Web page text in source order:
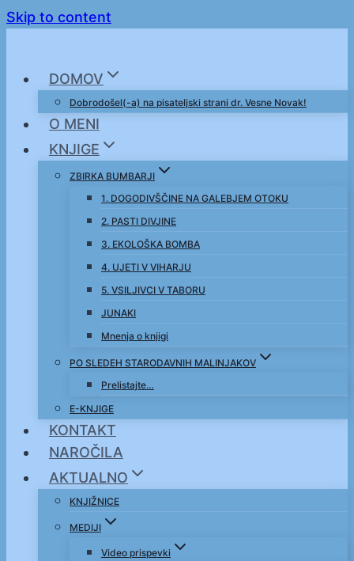
Skip to content
DOMOV
Dobrodošel(-a) na pisateljski strani dr. Vesne Novak!
O MENI
KNJIGE
ZBIRKA BUMBARJI
1. DOGODIVŠČINE NA GALEBJEM OTOKU
2. PASTI DIVJINE
3. EKOLOŠKA BOMBA
4. UJETI V VIHARJU
5. VSILJIVCI V TABORU
JUNAKI
Mnenja o knjigi
PO SLEDEH STARODAVNIH MALINJAKOV
Prelistajte…
E-KNJIGE
KONTAKT
NAROČILA
AKTUALNO
KNJIŽNICE
MEDIJI
Video prispevki